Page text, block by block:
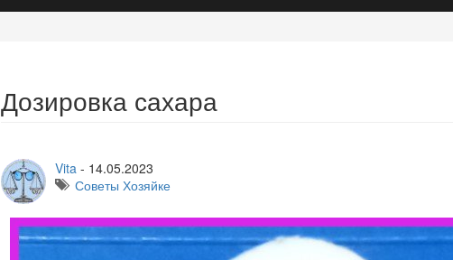
Дозировка сахара
Vita - 14.05.2023
Советы Хозяйке